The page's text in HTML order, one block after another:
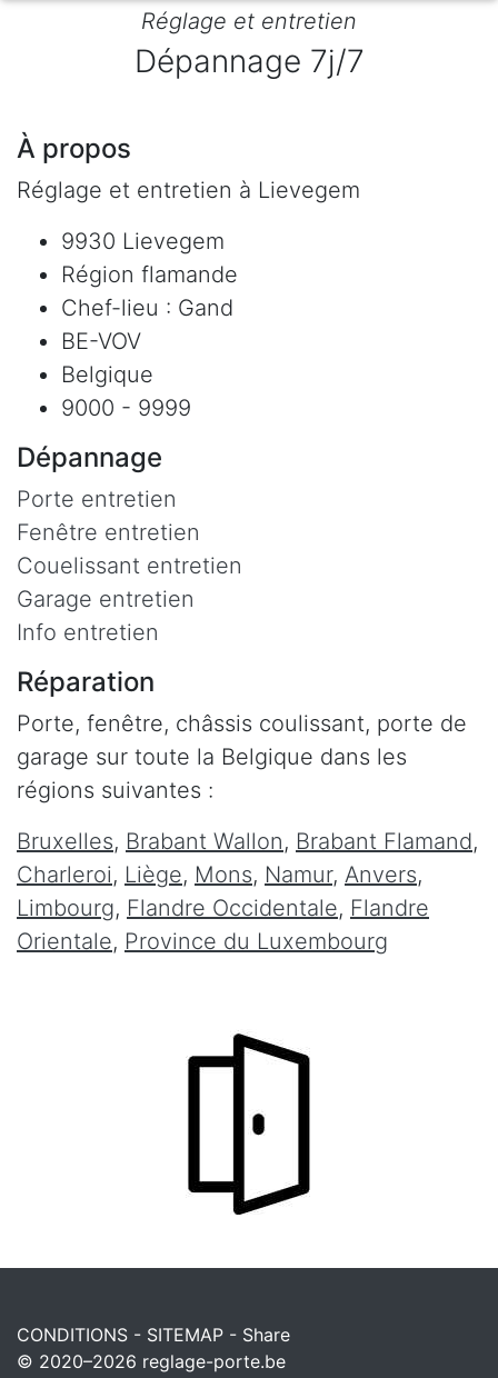
Réglage et entretien
Dépannage 7j/7
À propos
Réglage et entretien à Lievegem
9930 Lievegem
Région flamande
Chef-lieu : Gand
BE-VOV
Belgique
9000 - 9999
Dépannage
Porte entretien
Fenêtre entretien
Couelissant entretien
Garage entretien
Info entretien
Réparation
Porte, fenêtre, châssis coulissant, porte de
garage sur toute la Belgique dans les
régions suivantes :
Bruxelles, Brabant Wallon, Brabant Flamand,
Charleroi, Liège, Mons, Namur, Anvers,
Limbourg, Flandre Occidentale, Flandre
Orientale, Province du Luxembourg
CONDITIONS - SITEMAP - Share
© 2020–2026 reglage-porte.be